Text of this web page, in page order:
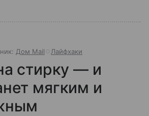
Дом Mail Лайфхаки
стирку — и
мягким и